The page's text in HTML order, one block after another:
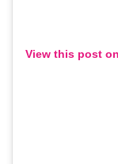
View this post